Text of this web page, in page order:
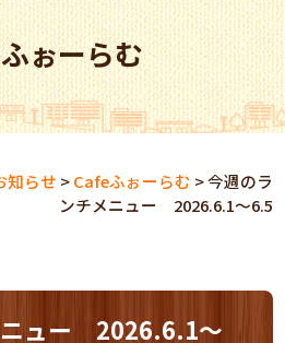
ぉーらむ
知らせ >Cafeふぉーらむ >今週のラ
ンチメニュー 2026.6.1～6.5
ニュー 2026.6.1～